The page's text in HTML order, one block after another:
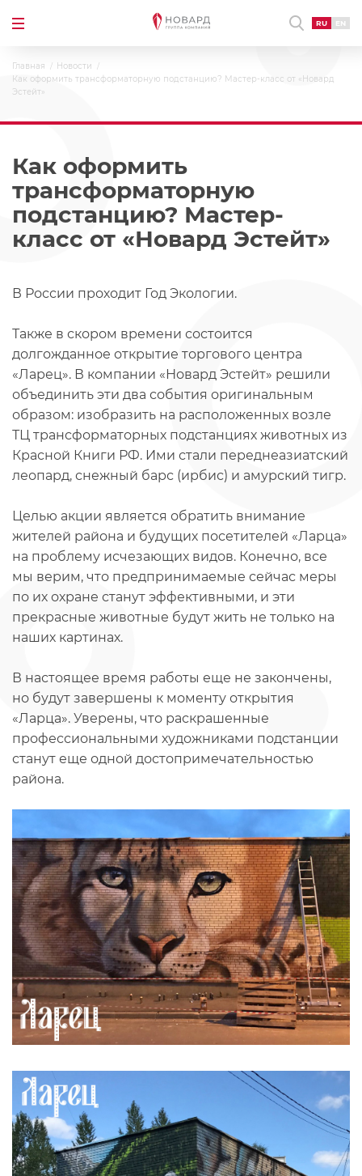
RU EN
Главная
Новости
Как оформить трансформаторную подстанцию? Мастер-класс от «Новард
Эстейт»
Как оформить
трансформаторную
подстанцию? Мастер-
класс от «Новард Эстейт»
В России проходит Год Экологии.
Также в скором времени состоится
долгожданное открытие торгового центра
«Ларец». В компании «Новард Эстейт» решили
объединить эти два события оригинальным
образом: изобразить на расположенных возле
ТЦ трансформаторных подстанциях животных из
Красной Книги РФ. Ими стали переднеазиатский
леопард, снежный барс (ирбис) и амурский тигр.
Целью акции является обратить внимание
жителей района и будущих посетителей «Ларца»
на проблему исчезающих видов. Конечно, все
мы верим, что предпринимаемые сейчас меры
по их охране станут эффективными, и эти
прекрасные животные будут жить не только на
наших картинах.
В настоящее время работы еще не закончены,
но будут завершены к моменту открытия
«Ларца». Уверены, что раскрашенные
профессиональными художниками подстанции
станут еще одной достопримечательностью
района.